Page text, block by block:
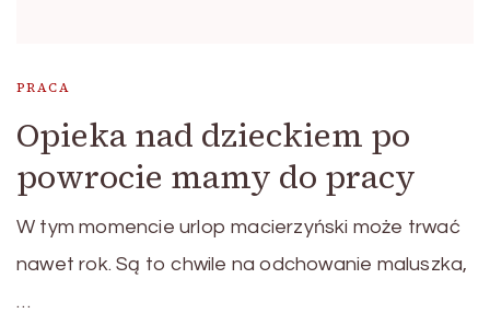
PRACA
Opieka nad dzieckiem po
powrocie mamy do pracy
W tym momencie urlop macierzyński może trwać
nawet rok. Są to chwile na odchowanie maluszka,
…